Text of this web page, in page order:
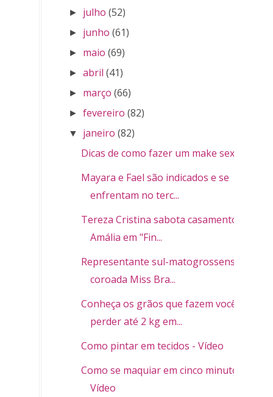
► julho (52)
► junho (61)
► maio (69)
►abril (41)
► março (66)
►fevereiro (82)
▼ janeiro (82)
Dicas de como fazer um make sexy
Mayara e Fael são indicados e se
enfrentam no terc...
Tereza Cristina sabota casamento de
Amália em "Fin...
Representante sul-matogrossense é
coroada Miss Bra...
Conheça os grãos que fazem você
perder até 2 kg em...
Como pintar em tecidos - Vídeo
Como se maquiar em cinco minutos -
Vídeo